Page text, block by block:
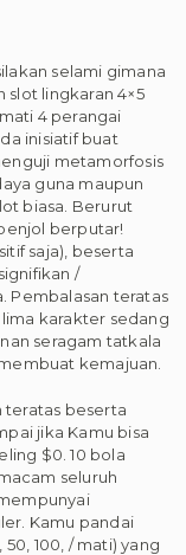
selami gimana
slot lingkaran 4×5
4 perangai
inisiatif buat
metamorfosis
guna maupun
biasa. Berurut
berputar!
saja), beserta
/
Pembalasan teratas
karakter sedang
seragam tatkala
kemajuan.
teratas beserta
jika Kamu bisa
$0. 10 bola
seluruh
Kamu pandai
100, / mati) yang